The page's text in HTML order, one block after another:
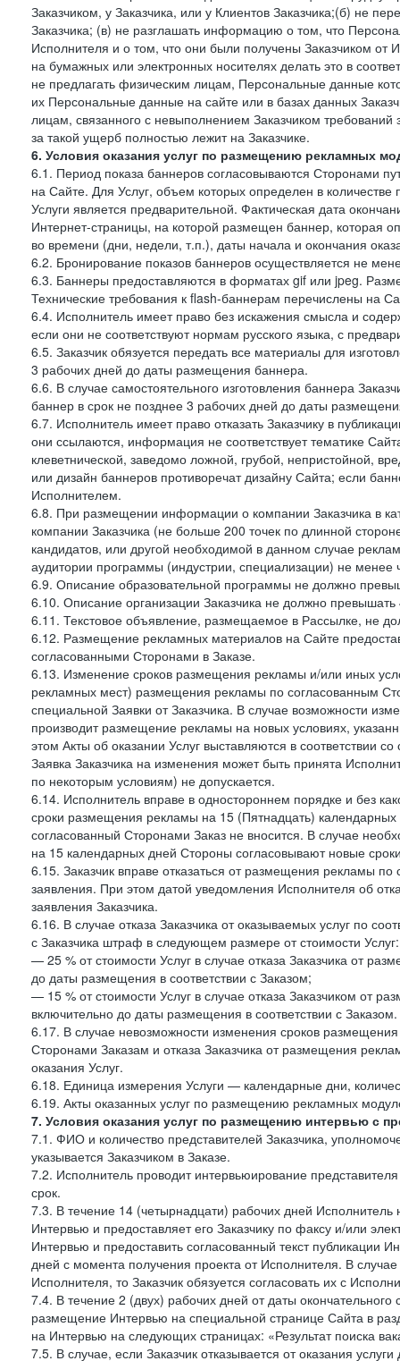
Заказчиком, у Заказчика, или у Клиентов Заказчика;(б) не
Заказчика; (в) не разглашать информацию о том, что
Исполнителя и о том, что они были получены Заказчиком
на бумажных или электронных носителях делать это в
не предлагать физическим лицам, Персональные данные
их Персональные данные на сайте или в базах данных
лицам, связанного с невыполнением Заказчиком
за такой ущерб полностью лежит на Заказчике.
6. Условия оказания услуг по размещению рекламных
6.1. Период показа баннеров согласовываются Сторонами
на Сайте. Для Услуг, объем которых определен в количестве
Услуги является предварительной. Фактическая дата
Интернет-страницы, на которой размещен баннер, которая
во времени (дни, недели, т.п.), даты начала и окончания
6.2. Бронирование показов баннеров осуществляется не
6.3. Баннеры предоставляются в форматах gif или jpeg.
Технические требования к flash-баннерам перечислены на
6.4. Исполнитель имеет право без искажения смысла и
если они не соответствуют нормам русского языка, с
6.5. Заказчик обязуется передать все материалы для
3 рабочих дней до даты размещения баннера.
6.6. В случае самостоятельного изготовления баннера
баннер в срок не позднее 3 рабочих дней до даты
6.7. Исполнитель имеет право отказать Заказчику в
они ссылаются, информация не соответствует тематике
клеветнической, заведомо ложной, грубой, непристойной,
или дизайн баннеров противоречат дизайну Сайта; если
Исполнителем.
6.8. При размещении информации о компании Заказчика в
компании Заказчика (не больше 200 точек по длинной
кандидатов, или другой необходимой в данном случае
аудитории программы (индустрии, специализации) не
6.9. Описание образовательной программы не должно
6.10. Описание организации Заказчика не должно
6.11. Текстовое объявление, размещаемое в Рассылке, не
6.12. Размещение рекламных материалов на Сайте
согласованными Сторонами в Заказе.
6.13. Изменение сроков размещения рекламы и/или иных
рекламных мест) размещения рекламы по согласованным
специальной Заявки от Заказчика. В случае возможности
производит размещение рекламы на новых условиях,
этом Акты об оказании Услуг выставляются в соответствии
Заявка Заказчика на изменения может быть принята
по некоторым условиям) не допускается.
6.14. Исполнитель вправе в одностороннем порядке и без
сроки размещения рекламы на 15 (Пятнадцать)
согласованный Сторонами Заказ не вносится. В случае
на 15 календарных дней Стороны согласовывают новые
6.15. Заказчик вправе отказаться от размещения рекламы
заявления. При этом датой уведомления Исполнителя об
заявления Заказчика.
6.16. В случае отказа Заказчика от оказываемых услуг по
с Заказчика штраф в следующем размере от стоимости Услуг:
— 25 % от стоимости Услуг в случае отказа Заказчика от
до даты размещения в соответствии с Заказом;
— 15 % от стоимости Услуг в случае отказа Заказчиком от
включительно до даты размещения в соответствии с Заказом.
6.17. В случае невозможности изменения сроков
Сторонами Заказам и отказа Заказчика от размещения
оказания Услуг.
6.18. Единица измерения Услуги — календарные дни,
6.19. Акты оказанных услуг по размещению рекламных
7. Условия оказания услуг по размещению интервью с
7.1. ФИО и количество представителей Заказчика,
указывается Заказчиком в Заказе.
7.2. Исполнитель проводит интервьюирование
срок.
7.3. В течение 14 (четырнадцати) рабочих дней Исполнитель
Интервью и предоставляет его Заказчику по факсу и/или
Интервью и предоставить согласованный текст
дней с момента получения проекта от Исполнителя. В
Исполнителя, то Заказчик обязуется согласовать их с
7.4. В течение 2 (двух) рабочих дней от даты
размещение Интервью на специальной странице Сайта в
на Интервью на следующих страницах: «Результат поиска
7.5. В случае, если Заказчик отказывается от оказания